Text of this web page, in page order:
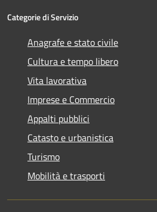
Categorie di Servizio
Anagrafe e stato civile
Cultura e tempo libero
Vita lavorativa
Imprese e Commercio
Appalti pubblici
Catasto e urbanistica
Turismo
Mobilità e trasporti